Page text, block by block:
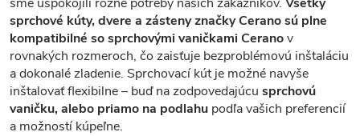
sprchové kúty, dvere a zásteny značky Cerano sú plne
kompatibilné so sprchovými vaničkami Ceranov
rovnakých rozmeroch, čo zaisťuje bezproblémovú inštaláciu
a dokonalé zladenie. Sprchovací kút je možné navyše
inštalovať flexibilne – buď na zodpovedajúcu sprchovú
vaničku, alebo priamo na podlahu podľa vašich preferencií
a možností kúpeľne.